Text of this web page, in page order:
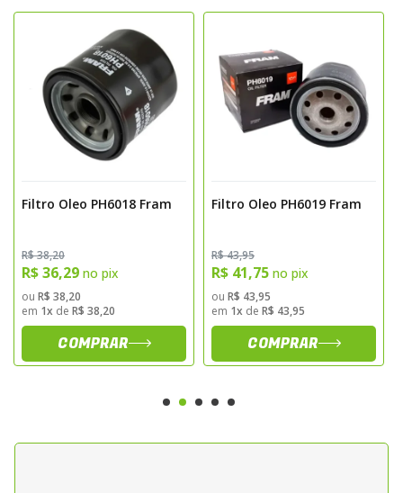
- Modelo: PH6022
- Fabricante: Fram
- Alta eficiencia de filtragem
- Elemento filtrante de alta durabilidade
- Projeto compacto e leve, contribuindo
para menor impacto ambiental
- Construido com tecnologias equivalentes
- Dimensoes: altura 8,6 cm / diametro 7,5
- Peso: 0,300 kg
- Substituicao recomendada a cada troca de
oleo
Motos Compativeis
modelos e anos de motocicletas Harley
Sugestoes de Aplicacao
Filtro Oleo PH6018 Fram
R$ 38,20
R$ 36,29 no pix
ou R$ 38,20
em 1x de R$ 38,20
COMPRAR
Filtro Oleo PH6019 Fram
R$ 43,95
R$ 41,75 no pix
ou R$ 43,95
em 1x de R$ 43,95
COMPRAR